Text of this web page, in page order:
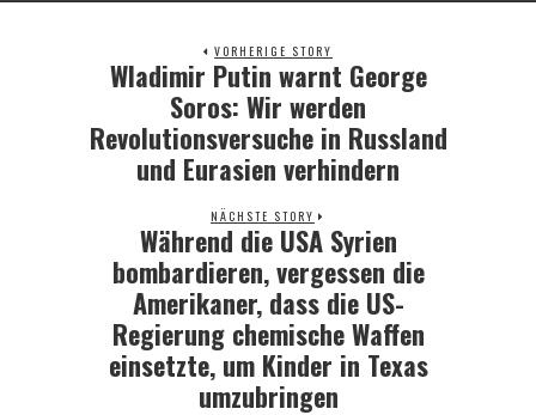
VORHERIGE STORY
Previous
post:
Wladimir Putin warnt George
Soros: Wir werden
Revolutionsversuche in Russland
und Eurasien verhindern
NÄCHSTE STORY
Next
Während die USA Syrien
bombardieren, vergessen die
Amerikaner, dass die US-
Regierung chemische Waffen
einsetzte, um Kinder in Texas
umzubringen